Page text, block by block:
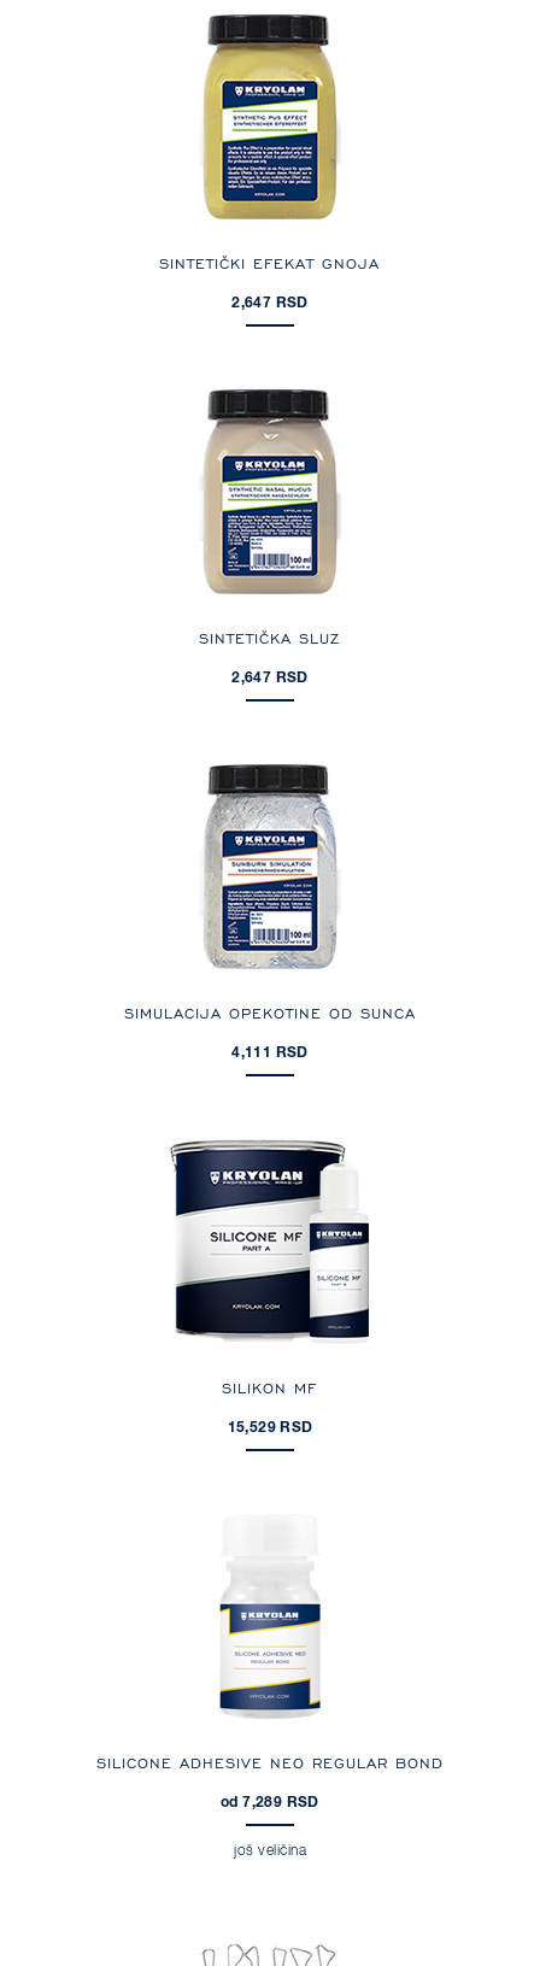
SINTETIČKI EFEKAT GNOJA
2,647 RSD
SINTETIČKA SLUZ
2,647 RSD
SIMULACIJA OPEKOTINE OD SUNCA
4,111 RSD
SILIKON MF
15,529 RSD
SILICONE ADHESIVE NEO REGULAR BOND
od 7,289 RSD
još veličina